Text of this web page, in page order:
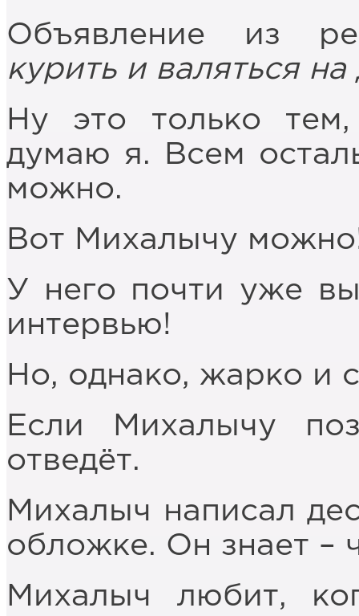
Объявление из
курить и валяться на
Ну это только
думаю я. Всем
можно.
Вот Михалычу
У него почти уже
интервью!
Но, однако, жарко и
Если Михалычу
отведёт.
Михалыч написал
обложке. Он знает –
Михалыч любит,